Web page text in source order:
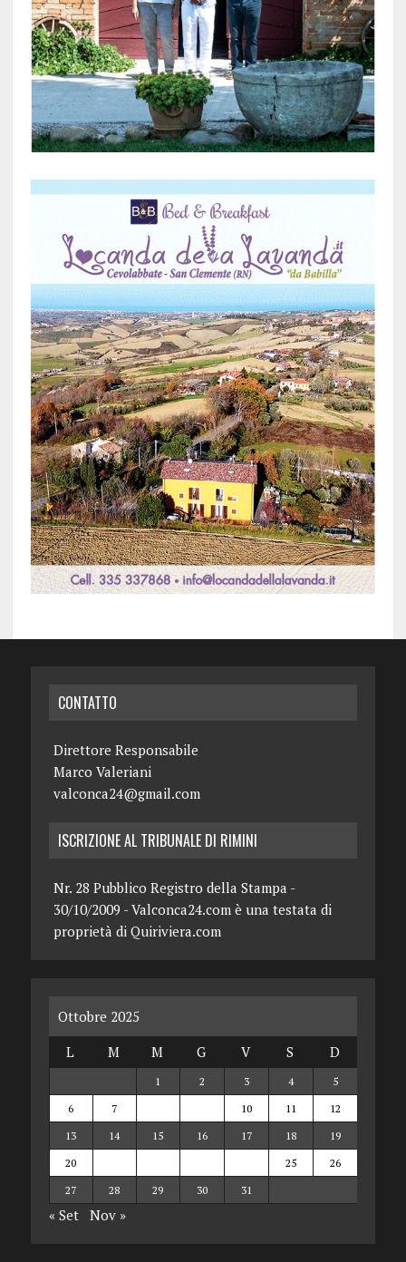
CONTATTO
Direttore Responsabile
Marco Valeriani
valconca24@gmail.com
ISCRIZIONE AL TRIBUNALE DI RIMINI
Nr. 28 Pubblico Registro della Stampa -
30/10/2009 - Valconca24.com è una testata di
proprietà di Quiriviera.com
Ottobre 2025
L
M M G V S D
1 2 3 4
5
6
7 10 11
12
13
14 15 16 17 18
19
20
25
26
27
28 29 30 31
« Set Nov »